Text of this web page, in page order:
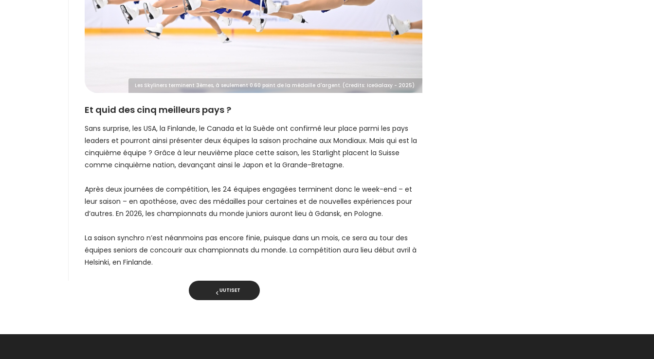
Les Skyliners terminent 3èmes, à seulement 0.60 point de la médaille d'argent. (Credits: IceGalaxy - 2025)
Et quid des cinq meilleurs pays ?
Sans surprise, les USA, la Finlande, le Canada et la Suède ont confirmé leur place parmi les pays
leaders et pourront ainsi présenter deux équipes la saison prochaine aux Mondiaux. Mais qui est la
cinquième équipe ? Grâce à leur neuvième place cette saison, les Starlight placent la Suisse
comme cinquième nation, devançant ainsi le Japon et la Grande-Bretagne.
Après deux journées de compétition, les 24 équipes engagées terminent donc le week-end – et
leur saison – en apothéose, avec des médailles pour certaines et de nouvelles expériences pour
d’autres. En 2026, les championnats du monde juniors auront lieu à Gdansk, en Pologne.
La saison synchro n’est néanmoins pas encore finie, puisque dans un mois, ce sera au tour des
équipes seniors de concourir aux championnats du monde. La compétition aura lieu début avril à
Helsinki, en Finlande.
UUTISET